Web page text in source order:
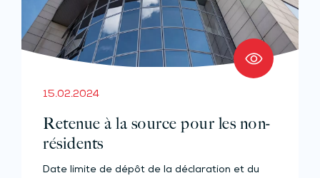
15.02.2024
Retenue à la source pour les non-
résidents
Date limite de dépôt de la déclaration et du